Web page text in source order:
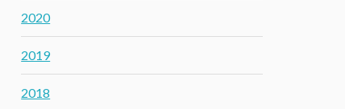
2020
2019
2018